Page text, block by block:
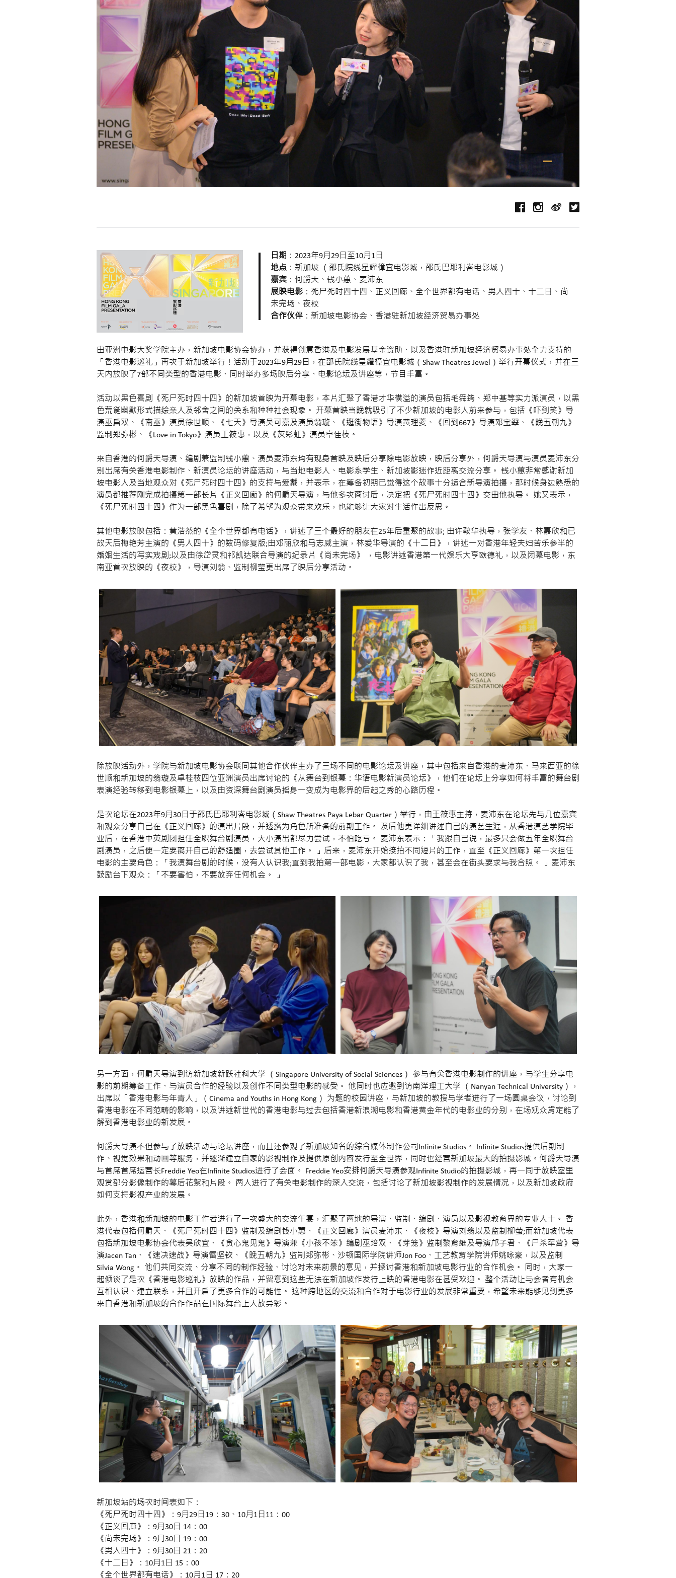
日期 ：2023年9月29日至10月1日
地点 ：新加坡 （邵氏院线星耀樟宜电影城，邵氏巴耶利峇电影城）
嘉宾 ：何爵天、钱小蕙、麦沛东
展映电影 ：死尸死时四十四、正义回廊、全个世界都有电话、男人四十、十二日、尚
未完场、夜校
合作伙伴 ：新加坡电影协会、香港驻新加坡经济贸易办事处
由亚洲电影大奖学院主办，新加坡电影协会协办，并获得创意香港及电影发展基金资助、以及香港驻新加坡经济贸易办事处全力支持的
「香港电影巡礼」再次于新加坡举行！活动于2023年9月29日，在邵氏院线星耀樟宜电影城（Shaw Theatres Jewel）举行开幕仪式，并在三
天内放映了7部不同类型的香港电影、同时举办多场映后分享、电影论坛及讲座等，节目丰富。
活动以黑色喜剧《死尸死时四十四》的新加坡首映为开幕电影，本片汇聚了香港才华横溢的演员包括毛舜筠、郑中基等实力派演员，以黑
色荒诞幽默形式描绘亲人及邻舍之间的关系和种种社会现象。 开幕首映当晚就吸引了不少新加坡的电影人前来参与，包括《吓到笑》导
演巫启双、《南巫》演员徐世顺、《七天》导演吴可嘉及演员翁璇、《逛街物语》导演黄理菱、《回到667》导演邓宝翠、《晚五朝九》
监制郑弥彬、《Love in Tokyo》演员王筱惠，以及《灰彩虹》演员卓佳枝。
来自香港的何爵天导演、编剧兼监制钱小蕙、演员麦沛东均有现身首映及映后分享除电影放映，映后分享外，何爵天导演与演员麦沛东分
别出席有关香港电影制作、新演员论坛的讲座活动，与当地电影人、电影系学生、新加坡影迷作近距离交流分享。 钱小蕙非常感谢新加
坡电影人及当地观众对《死尸死时四十四》的支持与爱戴，并表示，在筹备初期已觉得这个故事十分适合新导演拍摄，那时候身边熟悉的
演员都推荐刚完成拍摄第一部长片《正义回廊》的何爵天导演，与他多次商讨后，决定把《死尸死时四十四》交由他执导。 她又表示，
《死尸死时四十四》作为一部黑色喜剧，除了希望为观众带来欢乐，也能够让大家对生活作出反思。
其他电影放映包括：黄浩然的《全个世界都有电话》，讲述了三个最好的朋友在25年后重聚的故事; 由许鞍华执导，张学友、林嘉欣和已
故天后梅艳芳主演的《男人四十》的数码修复版;由邓丽欣和马志威主演，林爱华导演的《十二日》，讲述一对香港年轻夫妇苦乐参半的
婚姻生活的写实戏剧;以及由徐岱灵和祁凯达联合导演的纪录片《尚未完场》 ，电影讲述香港第一代娱乐大亨欧德礼，以及闭幕电影，东
南亚首次放映的《夜校》，导演刘翁、监制柳莹更出席了映后分享活动。
除放映活动外，学院与新加坡电影协会联同其他合作伙伴主办了三场不同的电影论坛及讲座，其中包括来自香港的麦沛东、马来西亚的徐
世顺和新加坡的翁璇及卓桂枝四位亚洲演员出席讨论的《从舞台到银幕：华语电影新演员论坛》，他们在论坛上分享如何将丰富的舞台剧
表演经验转移到电影银幕上，以及由资深舞台剧演员摇身一变成为电影界的后起之秀的心路历程。
是次论坛在2023年9月30日于邵氏巴耶利峇电影城（Shaw Theatres Paya Lebar Quarter）举行，由王筱惠主持，麦沛东在论坛先与几位嘉宾
和观众分享自己在《正义回廊》的演出片段，并透露为角色所准备的前期工作。 及后他更详细讲述自己的演艺生涯，从香港演艺学院毕
业后，在香港中英剧团担任全职舞台剧演员，大小演出都尽力尝试，不怕吃亏。 麦沛东表示：「我跟自己说，最多只会做五年全职舞台
剧演员，之后便一定要离开自己的舒适圈，去尝试其他工作。 」后来，麦沛东开始接拍不同短片的工作，直至《正义回廊》第一次担任
电影的主要角色：「我演舞台剧的时候，没有人认识我;直到我拍第一部电影，大家都认识了我，甚至会在街头要求与我合照。 」麦沛东
鼓励台下观众：「不要害怕，不要放弃任何机会。 」
另一方面，何爵天导演到访新加坡新跃社科大学 （Singapore University of Social Sciences） 参与有关香港电影制作的讲座，与学生分享电
影的前期筹备工作、与演员合作的经验以及创作不同类型电影的感受。 他同时也应邀到访南洋理工大学 （Nanyan Technical University），
出席以「香港电影与年青人」（Cinema and Youths in Hong Kong） 为题的校园讲座，与新加坡的教授与学者进行了一场圆桌会议，讨论到
香港电影在不同范畴的影响，以及讲述新世代的香港电影与过去包括香港新浪潮电影和香港黄金年代的电影业的分别，在场观众肯定能了
解到香港电影业的新发展。
何爵天导演不但参与了放映活动与论坛讲座，而且还参观了新加坡知名的综合媒体制作公司Infinite Studios。 Infinite Studios提供后期制
作、视觉效果和动画等服务，并逐渐建立自家的影视制作及提供原创内容发行至全世界，同时也经营新加坡最大的拍摄影城。何爵天导演
与首席首席运营长Freddie Yeo在Infinite Studios进行了会面。 Freddie Yeo安排何爵天导演参观Infinite Studio的拍摄影城，再一同于放映室里
观赏部分影像制作的幕后花絮和片段。 两人进行了有关电影制作的深入交流，包括讨论了新加坡影视制作的发展情况，以及新加坡政府
如何支持影视产业的发展。
此外，香港和新加坡的电影工作者进行了一次盛大的交流午宴，汇聚了两地的导演、监制、编剧、演员以及影视教育界的专业人士。 香
港代表包括何爵天、《死尸死时四十四》监制及编剧钱小蕙、《正义回廊》演员麦沛东、《夜校》导演刘翁以及监制柳萤;而新加坡代表
包括新加坡电影协会代表吴欣宜、《贪心鬼见鬼》导演兼《小孩不笨》编剧巫培双、《芽笼》监制黎育维及导演邝子君、《尸杀军营》导
演Jacen Tan、《速决速战》导演雷坚钦、《晚五朝九》监制郑弥彬、沙顿国际学院讲师Jon Foo、工艺教育学院讲师姚咏豪，以及监制
Silvia Wong。 他们共同交流、分享不同的制作经验、讨论对未来前景的意见，并探讨香港和新加坡电影行业的合作机会。 同时，大家一
起倾谈了是次《香港电影巡礼》放映的作品，并留意到这些无法在新加坡作发行上映的香港电影在甚受欢迎。 整个活动让与会者有机会
互相认识、建立联系，并且开启了更多合作的可能性。 这种跨地区的交流和合作对于电影行业的发展非常重要，希望未来能够见到更多
来自香港和新加坡的合作作品在国际舞台上大放异彩。
新加坡站的场次时间表如下：
《死尸死时四十四》：9月29日19：30、10月1日11：00
《正义回廊》：9月30日 14：00
《尚未完场》：9月30日 19：00
《男人四十》：9月30日 21：20
《十二日》：10月1日 15：00
《全个世界都有电话》：10月1日 17：20